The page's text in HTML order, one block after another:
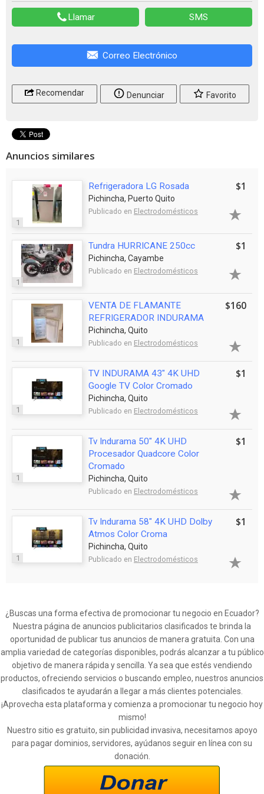
Llamar SMS
Correo Electrónico
Recomendar Denunciar Favorito
Anuncios similares
1
Refrigeradora LG Rosada
Pichincha, Puerto Quito
Publicado en Electrodomésticos
$1
1
Tundra HURRICANE 250cc
Pichincha, Cayambe
Publicado en Electrodomésticos
$1
1
VENTA DE FLAMANTE
REFRIGERADOR INDURAMA
Pichincha, Quito
Publicado en Electrodomésticos
$160
1
TV INDURAMA 43" 4K UHD
Google TV Color Cromado
Pichincha, Quito
Publicado en Electrodomésticos
$1
1
Tv Indurama 50" 4K UHD
Procesador Quadcore Color
Cromado
Pichincha, Quito
Publicado en Electrodomésticos
$1
1
Tv Indurama 58" 4K UHD Dolby
Atmos Color Croma
Pichincha, Quito
Publicado en Electrodomésticos
$1
¿Buscas una forma efectiva de promocionar tu negocio en Ecuador?
Nuestra página de anuncios publicitarios clasificados te brinda la
oportunidad de publicar tus anuncios de manera gratuita. Con una
amplia variedad de categorías disponibles, podrás alcanzar a tu público
objetivo de manera rápida y sencilla. Ya sea que estés vendiendo
productos, ofreciendo servicios o buscando empleo, nuestros anuncios
clasificados te ayudarán a llegar a más clientes potenciales.
¡Aprovecha esta plataforma y comienza a promocionar tu negocio hoy
mismo!
Nuestro sitio es gratuito, sin publicidad invasiva, necesitamos apoyo
para pagar dominios, servidores, ayúdanos seguir en línea con su
donación.